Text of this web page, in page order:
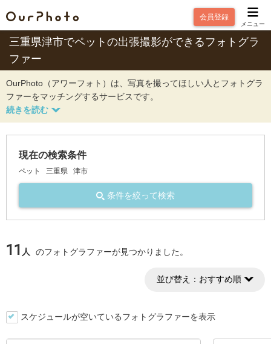
会員登録
メニュー
三重県津市でペットの出張撮影ができるフォトグラ
ファー
OurPhoto（アワーフォト）は、写真を撮ってほしい人とフォトグラ
ファーをマッチングするサービスです。
現在の検索条件
ペット 三重県 津市
条件を絞って検索
11 人 のフォトグラファーが見つかりました。
並び替え： おすすめ順
スケジュールが空いているフォトグラファーを表示